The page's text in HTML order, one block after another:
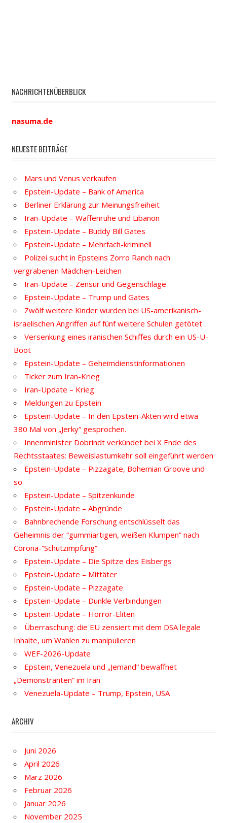
NACHRICHTENÜBERBLICK
nasuma.de
NEUESTE BEITRÄGE
Mars und Venus verkaufen
Epstein-Update – Bank of America
Berliner Erklärung zur Meinungsfreiheit
Iran-Update – Waffenruhe und Libanon
Epstein-Update – Buddy Bill Gates
Epstein-Update – Mehrfach-kriminell
Polizei sucht in Epsteins Zorro Ranch nach
vergrabenen Mädchen-Leichen
Iran-Update – Zensur und Gegenschläge
Epstein-Update – Trump und Gates
Zwölf weitere Kinder wurden bei US-amerikanisch-
israelischen Angriffen auf fünf weitere Schulen getötet
Versenkung eines iranischen Schiffes durch ein US-U-
Boot
Epstein-Update – Geheimdienstinformationen
Ticker zum Iran-Krieg
Iran-Update – Krieg
Meldungen zu Epstein
Epstein-Update – In den Epstein-Akten wird etwa
380 Mal von „Jerky“ gesprochen.
Innenminister Dobrindt verkündet bei X Ende des
Rechtsstaates: Beweislastumkehr soll eingeführt werden
Epstein-Update – Pizzagate, Bohemian Groove und
so
Epstein-Update – Spitzenkunde
Epstein-Update – Abgründe
Bahnbrechende Forschung entschlüsselt das
Geheimnis der “gummiartigen, weißen Klumpen” nach
Corona-“Schutzimpfung”
Epstein-Update – Die Spitze des Eisbergs
Epstein-Update – Mittäter
Epstein-Update – Pizzagate
Epstein-Update – Dunkle Verbindungen
Epstein-Update – Horror-Eliten
Überraschung: die EU zensiert mit dem DSA legale
Inhalte, um Wahlen zu manipulieren
WEF-2026-Update
Epstein, Venezuela und „Jemand“ bewaffnet
„Demonstranten“ im Iran
Venezuela-Update – Trump, Epstein, USA
ARCHIV
Juni 2026
April 2026
März 2026
Februar 2026
Januar 2026
November 2025